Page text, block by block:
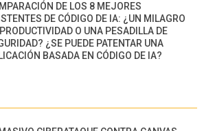
DE LOS 8 MEJORES
DE CÓDIGO DE IA: ¿UN MILAGRO
O UNA PESADILLA DE
¿SE PUEDE PATENTAR UNA
BASADA EN CÓDIGO DE IA?